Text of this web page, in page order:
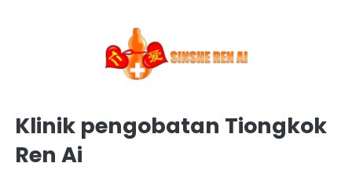
Klinik pengobatan Tiongkok
Ren Ai